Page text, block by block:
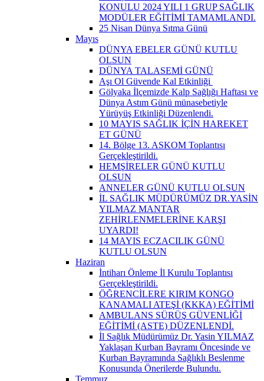
KONULU 2024 YILI 1 GRUP SAĞLIK
MODÜLER EĞİTİMİ TAMAMLANDI.
25 Nisan Dünya Sıtma Günü
Mayıs
DÜNYA EBELER GÜNÜ KUTLU
OLSUN
DÜNYA TALASEMİ GÜNÜ
Aşı Ol Güvende Kal Etkinliği ​
Gölyaka İlçemizde Kalp Sağlığı Haftası ve
Dünya Astım Günü münasebetiyle
Yürüyüş Etkinliği Düzenlendi.
10 MAYIS SAĞLIK İÇİN HAREKET
ET GÜNÜ
14. Bölge 13. ASKOM Toplantısı
Gerçekleştirildi.
HEMŞİRELER GÜNÜ KUTLU
OLSUN
ANNELER GÜNÜ KUTLU OLSUN
İL SAĞLIK MÜDÜRÜMÜZ DR.YASİN
YILMAZ MANTAR
ZEHİRLENMELERİNE KARŞI
UYARDI!
14 MAYIS ECZACILIK GÜNÜ
KUTLU OLSUN
Haziran
İntiharı Önleme İl Kurulu Toplantısı
Gerçekleştirildi.
ÖĞRENCİLERE KIRIM KONGO
KANAMALI ATEŞİ (KKKA) EĞİTİMİ
AMBULANS SÜRÜŞ GÜVENLİĞİ
EĞİTİMİ (ASTE) DÜZENLENDİ.
İl Sağlık Müdürümüz Dr. Yasin YILMAZ
Yaklaşan Kurban Bayramı Öncesinde ve
Kurban Bayramında Sağlıklı Beslenme
Konusunda Önerilerde Bulundu.
Temmuz